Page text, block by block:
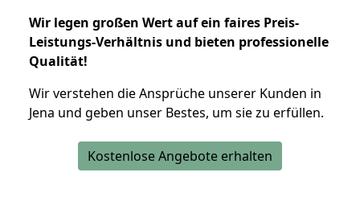
Wir legen großen Wert auf ein faires Preis-
Leistungs-Verhältnis und bieten professionelle
Qualität!
Wir verstehen die Ansprüche unserer Kunden in
Jena und geben unser Bestes, um sie zu erfüllen.
Kostenlose Angebote erhalten